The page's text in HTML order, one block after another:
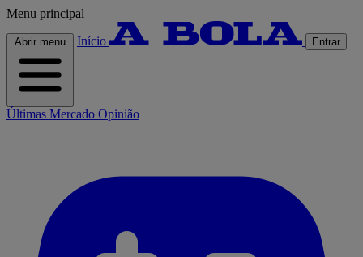
Menu principal
Abrir menu Início Entrar
Últimas Mercado Opinião